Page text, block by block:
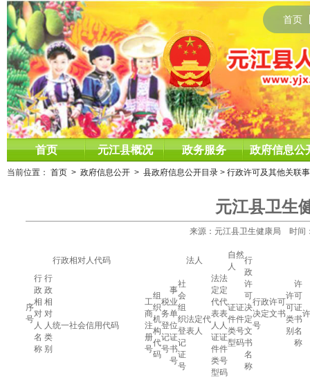
首页
首页 元江县概况 政务服务 政府信息公
当前位置： 首页 > 政府信息公开 > 县政府信息公开目录 > 行政许可及其他关联
元江县卫生
来源：元江县卫生健康局 时间
序
号
行
政
相
对
人
名
称
行
政
相
对
人
类
别
行政相对人代码 法人
自然
人
行
政
许
可
决
定
文
书
名
称
行政许可
决定文书
号
许
可
类
别
许
可
证
书
名
称
统一社会信用代码
工
商
注
册
号
组
织
机
构
代
码
税
务
登
记
号
事
业
单
位
证
书
号
社
会
组
织
登
记
证
号
法定代
表人
法
定
代
表
人
证
件
类
型
法
定
代
表
人
证
件
号
码
证
件
类
型
证
件
号
码